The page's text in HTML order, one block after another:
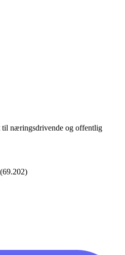
til næringsdrivende og offentlig
(69.202)